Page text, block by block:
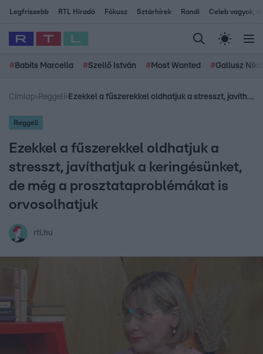
Legfrissebb RTL Híradó Fókusz Sztárhírek Randi Celeb vagyok,
# Babits Marcella #Szellő István # Most Wanted #Gallusz
Címlap› Reggeli› Ezekkel a fűszerekkel oldhatjuk a stresszt, javíthatjuk a keringésünket, de még a prosztataproblémákat is orvosolhatjuk
Reggeli
Ezekkel a fűszerekkel oldhatjuk a
stresszt, javíthatjuk a keringésünket,
de még a prosztataproblémákat is
orvosolhatjuk
rtl.hu